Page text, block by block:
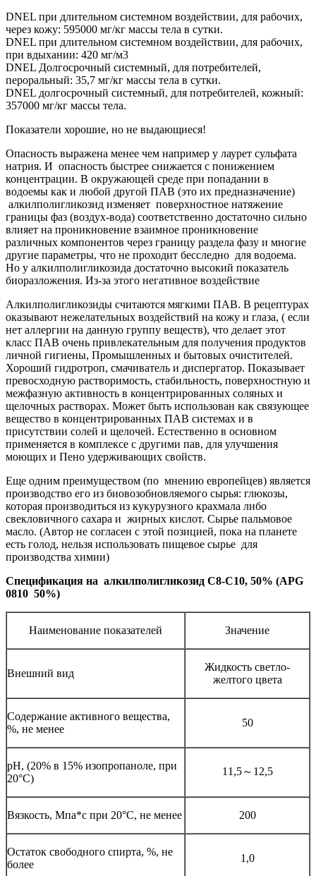
DNEL при длительном системном воздействии, для рабочих,
через кожу: 595000 мг/кг массы тела в сутки.
DNEL при длительном системном воздействии, для рабочих,
при вдыхании: 420 мг/м3
DNEL Долгосрочный системный, для потребителей,
пероральный: 35,7 мг/кг массы тела в сутки.
DNEL долгосрочный системный, для потребителей, кожный:
357000 мг/кг массы тела.
Показатели хорошие, но не выдающиеся!
Опасность выражена менее чем например у лаурет сульфата
натрия. И опасность быстрее снижается с понижением
концентрации. В окружающей среде при попадании в
водоемы как и любой другой ПАВ (это их предназначение)
алкилполигликозид изменяет поверхностное натяжение
границы фаз (воздух-вода) соответственно достаточно сильно
влияет на проникновение взаимное проникновение
различных компонентов через границу раздела фазу и многие
другие параметры, что не проходит бесследно для водоема.
Но у алкилполигликозида достаточно высокий показатель
биоразложения. Из-за этого негативное воздействие
Алкилполигликозиды считаются мягкими ПАВ. В рецептурах
оказывают нежелательных воздействий на кожу и глаза, ( если
нет аллергии на данную группу веществ), что делает этот
класс ПАВ очень привлекательным для получения продуктов
личной гигиены, Промышленных и бытовых очистителей.
Хороший гидротроп, смачиватель и диспергатор. Показывает
превосходную растворимость, стабильность, поверхностную и
межфазную активность в концентрированных соляных и
щелочных растворах. Может быть использован как связующее
вещество в концентрированных ПАВ системах и в
присутствии солей и щелочей. Естественно в основном
применяется в комплексе с другими пав, для улучшения
моющих и Пено удерживающих свойств.
Еще одним преимуществом (по мнению европейцев) является
производство его из биовозобновляемого сырья: глюкозы,
которая производиться из кукурузного крахмала либо
свекловичного сахара и жирных кислот. Сырье пальмовое
масло. (Автор не согласен с этой позицией, пока на планете
есть голод, нельзя использовать пищевое сырье для
производства химии)
Спецификация на алкилполигликозид С8-С10, 50% (APG
0810 50%)
Наименование показателей Значение
Внешний вид
Жидкость светло-
желтого цвета
Содержание активного вещества,
%, не менее
50
pH, (20% в 15% изопропаноле, при
20°С)
11,5～12,5
Вязкость, Мпа*с при 20°С, не менее 200
Остаток свободного спирта, %, не
более
1,0